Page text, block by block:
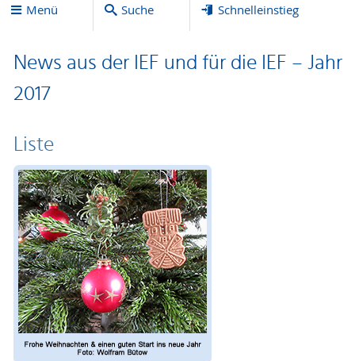
Menü Suche Schnelleinstieg
News aus der IEF und für die IEF – Jahr
2017
Liste